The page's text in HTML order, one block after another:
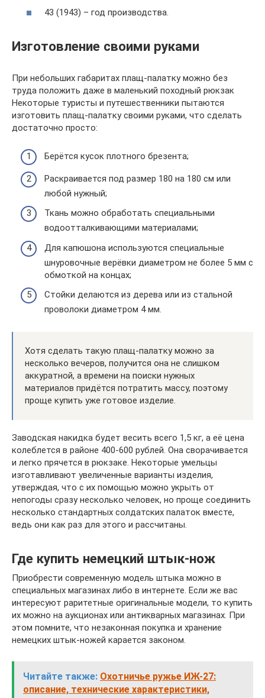
43 (1943) – год производства.
Изготовление своими руками
При небольших габаритах плащ-палатку можно без
труда положить даже в маленький походный рюкзак
Некоторые туристы и путешественники пытаются
изготовить плащ-палатку своими руками, что сделать
достаточно просто:
Берётся кусок плотного брезента;
Раскраивается под размер 180 на 180 см или
любой нужный;
Ткань можно обработать специальными
водоотталкивающими материалами;
Для капюшона используются специальные
шнуровочные верёвки диаметром не более 5 мм с
обмоткой на концах;
Стойки делаются из дерева или из стальной
проволоки диаметром 4 мм.
Хотя сделать такую плащ-палатку можно за
несколько вечеров, получится она не слишком
аккуратной, а времени на поиски нужных
материалов придётся потратить массу, поэтому
проще купить уже готовое изделие.
Заводская накидка будет весить всего 1,5 кг, а её цена
колеблется в районе 400-600 рублей. Она сворачивается
и легко прячется в рюкзаке. Некоторые умельцы
изготавливают увеличенные варианты изделия,
утверждая, что с их помощью можно укрыть от
непогоды сразу несколько человек, но проще соединить
несколько стандартных солдатских палаток вместе,
ведь они как раз для этого и рассчитаны.
Где купить немецкий штык-нож
Приобрести современную модель штыка можно в
специальных магазинах либо в интернете. Если же вас
интересуют раритетные оригинальные модели, то купить
их можно на аукционах или антикварных магазинах. При
этом помните, что незаконная покупка и хранение
немецких штык-ножей карается законом.
Читайте также: Охотничье ружье ИЖ-27:
описание, технические характеристики,